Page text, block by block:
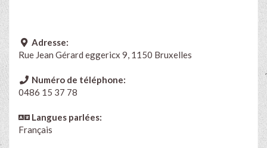
Adresse:
Rue Jean Gérard eggericx 9, 1150 Bruxelles
Numéro de téléphone:
0486 15 37 78
Langues parlées:
Français